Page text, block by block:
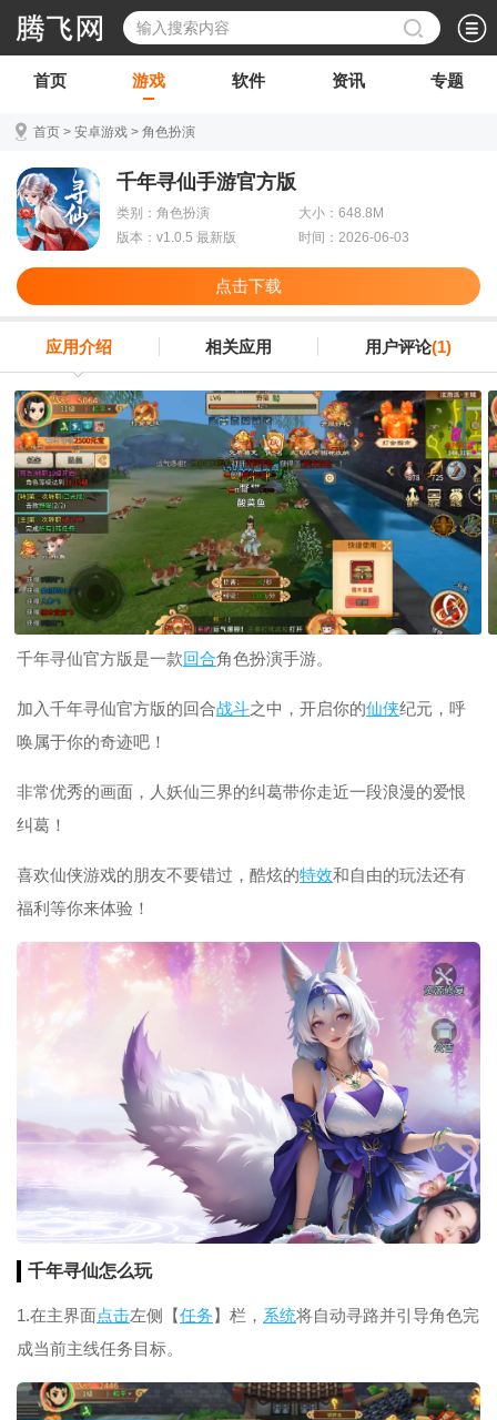
首页 游戏 软件 资讯 专题
首页 > 安卓游戏 > 角色扮演
千年寻仙手游官方版
类别：角色扮演
大小：648.8M
版本：v1.0.5 最新版
时间：2026-06-03
点击下载
应用介绍 相关应用 用户评论(1)
千年寻仙官方版是一款回合角色扮演手游。
加入千年寻仙官方版的回合战斗之中，开启你的仙侠纪元，呼
唤属于你的奇迹吧！
非常优秀的画面，人妖仙三界的纠葛带你走近一段浪漫的爱恨
纠葛！
喜欢仙侠游戏的朋友不要错过，酷炫的特效和自由的玩法还有
福利等你来体验！
千年寻仙怎么玩
1.在主界面点击左侧【任务】栏， 系统将自动寻路并引导角色完
成当前主线任务目标。